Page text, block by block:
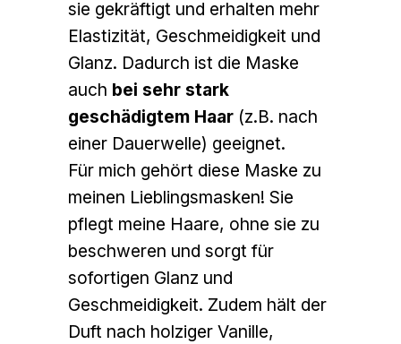
sie gekräftigt und erhalten mehr
Elastizität, Geschmeidigkeit und
Glanz. Dadurch ist die Maske
auch bei sehr stark
geschädigtem Haar (z.B. nach
einer Dauerwelle) geeignet.
Für mich gehört diese Maske zu
meinen Lieblingsmasken! Sie
pflegt meine Haare, ohne sie zu
beschweren und sorgt für
sofortigen Glanz und
Geschmeidigkeit. Zudem hält der
Duft nach holziger Vanille,